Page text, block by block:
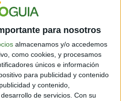
para nosotros
almacenamos y/o accedemos
como cookies, y procesamos
únicos e información
para publicidad y contenido
y contenido,
de servicios. Con su
conveniente que, al tener las
pequeñas marcas con lápiz
todo el perímetro del asiento
las cintas para lograr un